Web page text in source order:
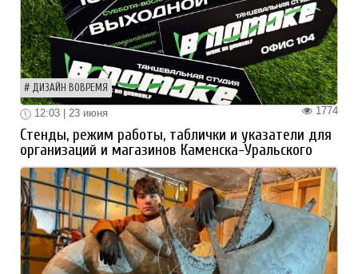
ДИЗАЙН ВОВРЕМЯ
1774
12:03 | 23 июня
Стенды, режим работы, таблички и указатели для
организаций и магазинов Каменска-Уральского